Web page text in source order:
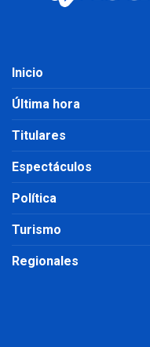
Inicio
Última hora
Titulares
Espectáculos
Política
Turismo
Regionales